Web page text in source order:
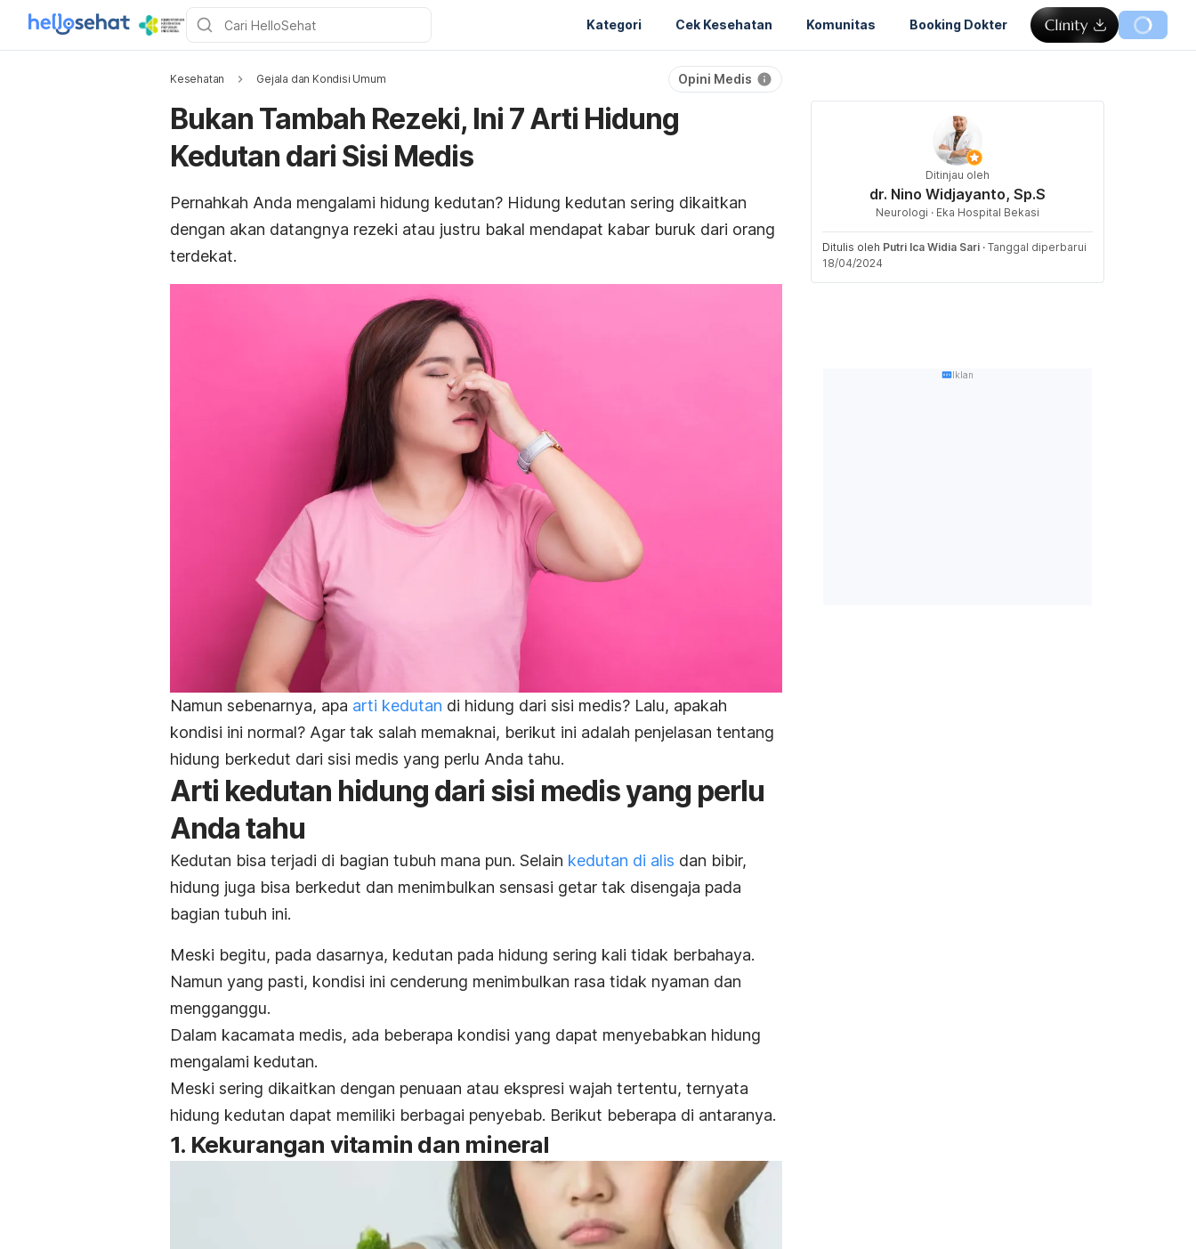
Kategori Cek Kesehatan Komunitas Booking Dokter
Kesehatan Gejala dan Kondisi Umum Opini Medis
Bukan Tambah Rezeki, Ini 7 Arti Hidung
Kedutan dari Sisi Medis
Pernahkah Anda mengalami hidung kedutan? Hidung kedutan sering dikaitkan
dengan akan datangnya rezeki atau justru bakal mendapat kabar buruk dari orang
terdekat.
Namun sebenarnya, apa arti kedutan di hidung dari sisi medis? Lalu, apakah
kondisi ini normal? Agar tak salah memaknai, berikut ini adalah penjelasan tentang
hidung berkedut dari sisi medis yang perlu Anda tahu.
Arti kedutan hidung dari sisi medis yang perlu
Anda tahu
Kedutan bisa terjadi di bagian tubuh mana pun. Selain kedutan di alis dan bibir,
hidung juga bisa berkedut dan menimbulkan sensasi getar tak disengaja pada
bagian tubuh ini.
Meski begitu, pada dasarnya, kedutan pada hidung sering kali tidak berbahaya.
Namun yang pasti, kondisi ini cenderung menimbulkan rasa tidak nyaman dan
mengganggu.
Dalam kacamata medis, ada beberapa kondisi yang dapat menyebabkan hidung
mengalami kedutan.
Meski sering dikaitkan dengan penuaan atau ekspresi wajah tertentu, ternyata
hidung kedutan dapat memiliki berbagai penyebab. Berikut beberapa di antaranya.
1. Kekurangan vitamin dan mineral
Ditinjau oleh
dr. Nino Widjayanto, Sp.S
Neurologi · Eka Hospital Bekasi
Ditulis oleh Putri Ica Widia Sari · Tanggal diperbarui
18/04/2024
Iklan